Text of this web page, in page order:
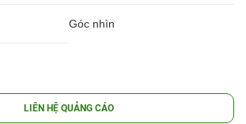
Góc nhìn
LIÊN HỆ QUẢNG CÁO